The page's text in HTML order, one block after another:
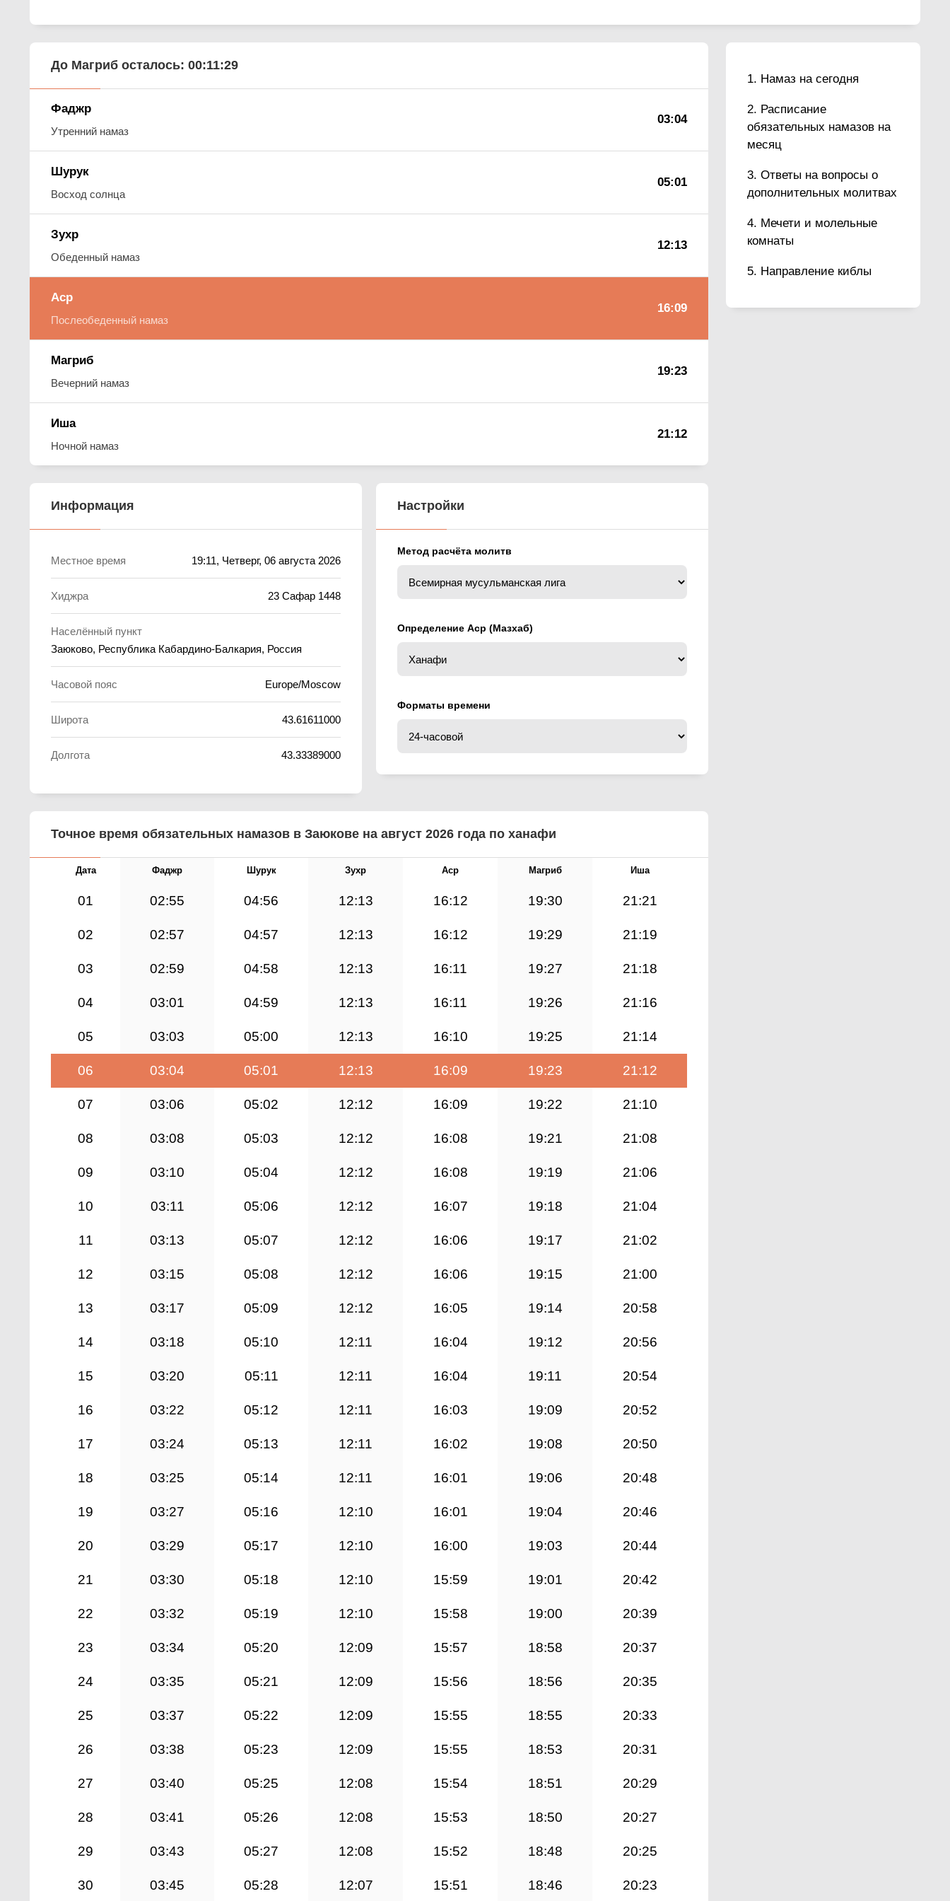
Намаз на сегодня
Расписание
обязательных намазов на
месяц
Ответы на вопросы о
дополнительных молитвах
Мечети и молельные
комнаты
Направление киблы
До Магриб осталось: 00:11:28
Фаджр
Утренний намаз
03:04
Шурук
Восход солнца
05:01
Зухр
Обеденный намаз
12:13
Аср
Послеобеденный намаз
16:09
Магриб
Вечерний намаз
19:23
Иша
Ночной намаз
21:12
Информация
Местное время 19:11, Четверг, 06 августа 2026
Хиджра 23 Сафар 1448
Населённый пункт
Заюково, Республика Кабардино-Балкария, Россия
Часовой пояс Europe/Moscow
Широта 43.61611000
Долгота 43.33389000
Настройки
Метод расчёта молитв
Определение Аср (Мазхаб)
Форматы времени
Точное время обязательных намазов в Заюкове на август 2026 года по ханафи
Дата Фаджр Шурук Зухр Аср Магриб Иша
01 02:55 04:56 12:13 16:12 19:30 21:21
02 02:57 04:57 12:13 16:12 19:29 21:19
03 02:59 04:58 12:13 16:11 19:27 21:18
04 03:01 04:59 12:13 16:11 19:26 21:16
05 03:03 05:00 12:13 16:10 19:25 21:14
06 03:04 05:01 12:13 16:09 19:23 21:12
07 03:06 05:02 12:12 16:09 19:22 21:10
08 03:08 05:03 12:12 16:08 19:21 21:08
09 03:10 05:04 12:12 16:08 19:19 21:06
10 03:11 05:06 12:12 16:07 19:18 21:04
11 03:13 05:07 12:12 16:06 19:17 21:02
12 03:15 05:08 12:12 16:06 19:15 21:00
13 03:17 05:09 12:12 16:05 19:14 20:58
14 03:18 05:10 12:11 16:04 19:12 20:56
15 03:20 05:11 12:11 16:04 19:11 20:54
16 03:22 05:12 12:11 16:03 19:09 20:52
17 03:24 05:13 12:11 16:02 19:08 20:50
18 03:25 05:14 12:11 16:01 19:06 20:48
19 03:27 05:16 12:10 16:01 19:04 20:46
20 03:29 05:17 12:10 16:00 19:03 20:44
21 03:30 05:18 12:10 15:59 19:01 20:42
22 03:32 05:19 12:10 15:58 19:00 20:39
23 03:34 05:20 12:09 15:57 18:58 20:37
24 03:35 05:21 12:09 15:56 18:56 20:35
25 03:37 05:22 12:09 15:55 18:55 20:33
26 03:38 05:23 12:09 15:55 18:53 20:31
27 03:40 05:25 12:08 15:54 18:51 20:29
28 03:41 05:26 12:08 15:53 18:50 20:27
29 03:43 05:27 12:08 15:52 18:48 20:25
30 03:45 05:28 12:07 15:51 18:46 20:23